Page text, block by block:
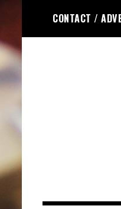
de
inhoud
CONTACT /